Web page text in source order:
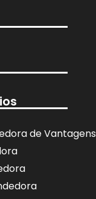
de Vantagens